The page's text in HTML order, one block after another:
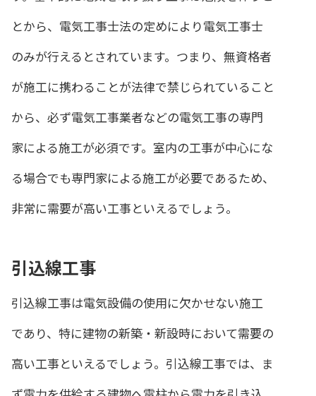
とから、電気工事士法の定めにより電気工事士
のみが行えるとされています。つまり、無資格者
が施工に携わることが法律で禁じられていること
から、必ず電気工事業者などの電気工事の専門
家による施工が必須です。室内の工事が中心にな
る場合でも専門家による施工が必要であるため、
非常に需要が高い工事といえるでしょう。
引込線工事
引込線工事は電気設備の使用に欠かせない施工
であり、特に建物の新築・新設時において需要の
高い工事といえるでしょう。引込線工事では、ま